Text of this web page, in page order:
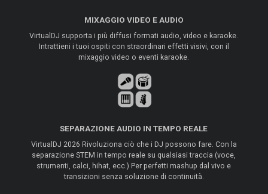
MIXAGGIO VIDEO E AUDIO
VirtualDJ supporta i più diffusi formati audio, video e karaoke.
Intrattieni i tuoi ospiti con straordinari effetti visivi, con il
mixaggio video o eventi karaoke.
SEPARAZIONE AUDIO IN TEMPO REALE
VirtualDJ 2026 Rivoluziona ciò che i DJ possono fare. Con la
separazione STEM in tempo reale su qualsiasi traccia (voce,
strumenti, calci, hihat, ecc.) Per perfetti mashup dal vivo e
transizioni senza soluzione di continuità.